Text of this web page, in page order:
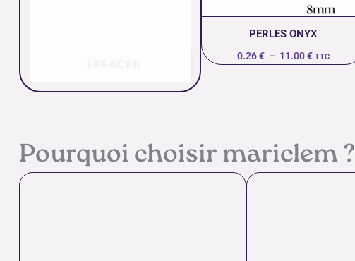
PERLES ONYX
0.26€ – 11.00€ TTC
Pourquoi choisir mariclem ?